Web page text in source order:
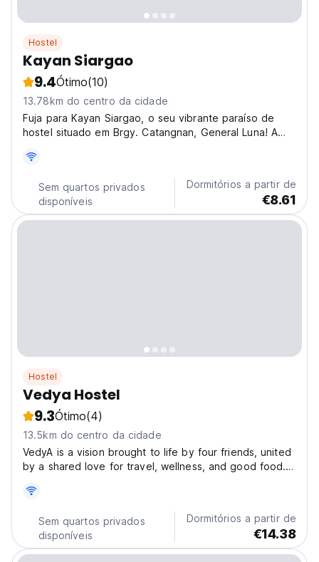
Hostel
Kayan Siargao
9.4Ótimo(10)
13.78km do centro da cidade
Fuja para Kayan Siargao, o seu vibrante paraíso de
hostel situado em Brgy. Catangnan, General Luna! A
Cloud 9, oferecemos a combinação perfeita de
ambiente de ilha e conforto moderno. Imagine acordar
com o...
Sem quartos privados
disponíveis
Dormitórios a partir de
€8.61
Hostel
Vedya Hostel
9.3Ótimo(4)
13.5km do centro da cidade
VedyA is a vision brought to life by four friends, united
by a shared love for travel, wellness, and good food.
“celebration”, a reflection of the spirit we hope to
share through everything we do. Born from curiosity...
Sem quartos privados
disponíveis
Dormitórios a partir de
€14.38